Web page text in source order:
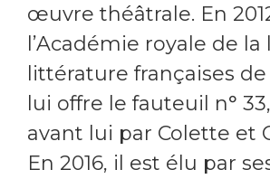
œuvre théâtrale. En
l’Académie royale de
littérature françaises
lui offre le fauteuil n°
avant lui par Colette et
En 2016, il est élu par